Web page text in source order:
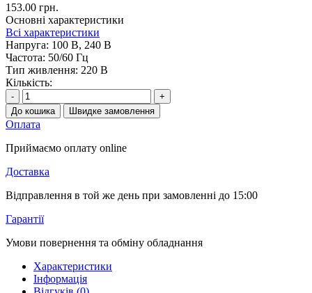
153.00 грн.
Основні характеристики
Всі характеристики
Напруга: 100 В, 240 В
Частота: 50/60 Гц
Тип живлення: 220 В
Кількість:
-
+
До кошика
Швидке замовлення
Оплата
Приймаємо оплату online
Доставка
Відправлення в той же день при замовленні до 15:00
Гарантії
Умови повернення та обміну обладнання
Характеристики
Інформація